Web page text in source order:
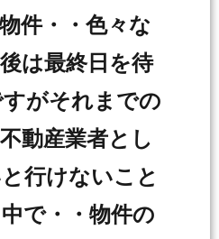
件・・色々な
は最終日を待
がそれまでの
動産業者とし
行けないこと
で・・物件の